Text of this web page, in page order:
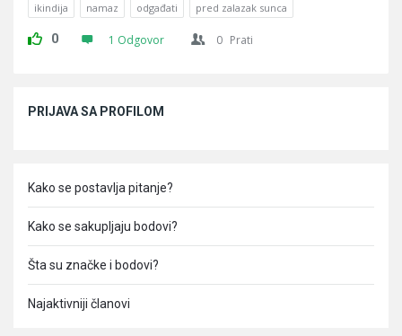
ikindija namaz odgađati pred zalazak sunca
0 1 Odgovor 0 Prati
PRIJAVA SA PROFILOM
Kako se postavlja pitanje?
Kako se sakupljaju bodovi?
Šta su značke i bodovi?
Najaktivniji članovi